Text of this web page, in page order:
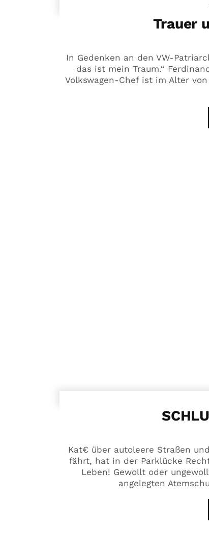
Trauer
In Gedenken an den VW-
das ist mein Traum.“
Volkswagen-Chef ist im Alter
Kat€ über autoleere Straßen
fährt, hat in der Parklücke
Leben! Gewollt oder
angelegten